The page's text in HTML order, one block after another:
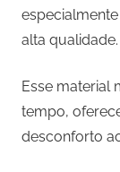
alta qualidade.
Esse material
tempo,
desconforto